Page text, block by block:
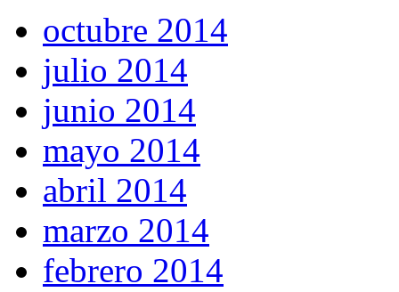
octubre 2014
julio 2014
junio 2014
mayo 2014
abril 2014
marzo 2014
febrero 2014